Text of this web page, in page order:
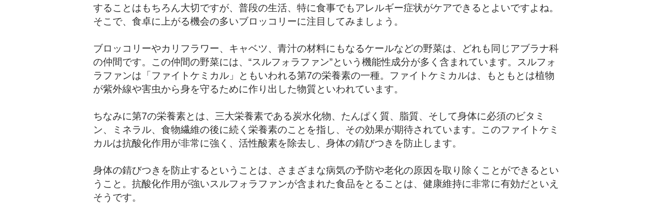
することはもちろん大切ですが、普段の生活、特に食事でもアレルギー症状がケアできるとよいですよね。
そこで、食卓に上がる機会の多いブロッコリーに注目してみましょう。
ブロッコリーやカリフラワー、キャベツ、青汁の材料にもなるケールなどの野菜は、どれも同じアブラナ科
の仲間です。この仲間の野菜には、“スルフォラファン”という機能性成分が多く含まれています。スルフォ
ラファンは「ファイトケミカル」ともいわれる第7の栄養素の一種。ファイトケミカルは、もともとは植物
が紫外線や害虫から身を守るために作り出した物質といわれています。
ちなみに第7の栄養素とは、三大栄養素である炭水化物、たんぱく質、脂質、そして身体に必須のビタミ
ン、ミネラル、食物繊維の後に続く栄養素のことを指し、その効果が期待されています。このファイトケミ
カルは抗酸化作用が非常に強く、活性酸素を除去し、身体の錆びつきを防止します。
身体の錆びつきを防止するということは、さまざまな病気の予防や老化の原因を取り除くことができるとい
うこと。抗酸化作用が強いスルフォラファンが含まれた食品をとることは、健康維持に非常に有効だといえ
そうです。